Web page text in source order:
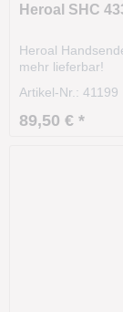
Heroal SHC
Heroal
mehr lieferbar!
Artikel-Nr.: 41199
89,50 € *